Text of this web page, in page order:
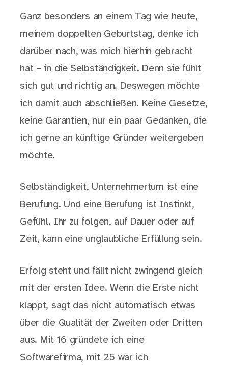
Ganz besonders an einem Tag wie heute,
meinem doppelten Geburtstag, denke ich
darüber nach, was mich hierhin gebracht
hat – in die Selbständigkeit. Denn sie fühlt
sich gut und richtig an. Deswegen möchte
ich damit auch abschließen. Keine Gesetze,
keine Garantien, nur ein paar Gedanken, die
ich gerne an künftige Gründer weitergeben
möchte.
Selbständigkeit, Unternehmertum ist eine
Berufung. Und eine Berufung ist Instinkt,
Gefühl. Ihr zu folgen, auf Dauer oder auf
Zeit, kann eine unglaubliche Erfüllung sein.
Erfolg steht und fällt nicht zwingend gleich
mit der ersten Idee. Wenn die Erste nicht
klappt, sagt das nicht automatisch etwas
über die Qualität der Zweiten oder Dritten
aus. Mit 16 gründete ich eine
Softwarefirma, mit 25 war ich